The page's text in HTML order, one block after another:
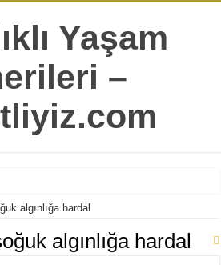
İçin Mutlaka Bilmeniz Gereken 7 Bilgi
Kesecek 11 Sağlıklı Alternatif
algınlığa hardal
algınlığa hardal